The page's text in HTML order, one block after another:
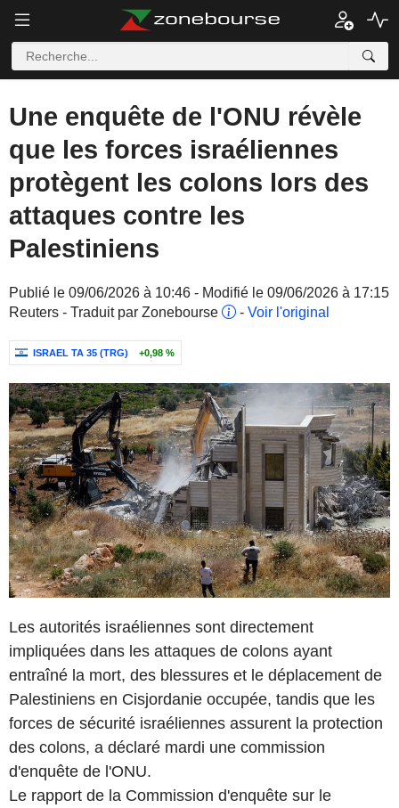
Une enquête de l'ONU révèle
que les forces israéliennes
protègent les colons lors des
attaques contre les
Palestiniens
Publié le 09/06/2026 à 10:46 - Modifié le 09/06/2026 à 17:15
Reuters - Traduit par Zonebourse
- Voir l'original
ISRAEL TA 35 (TRG) +0,98 %
Les autorités israéliennes sont directement
impliquées dans les attaques de colons ayant
entraîné la mort, des blessures et le déplacement de
Palestiniens en Cisjordanie occupée, tandis que les
forces de sécurité israéliennes assurent la protection
des colons, a déclaré mardi une commission
d'enquête de l'ONU.
Le rapport de la Commission d'enquête sur le